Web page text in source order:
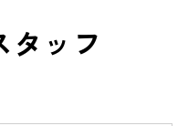
タッフ